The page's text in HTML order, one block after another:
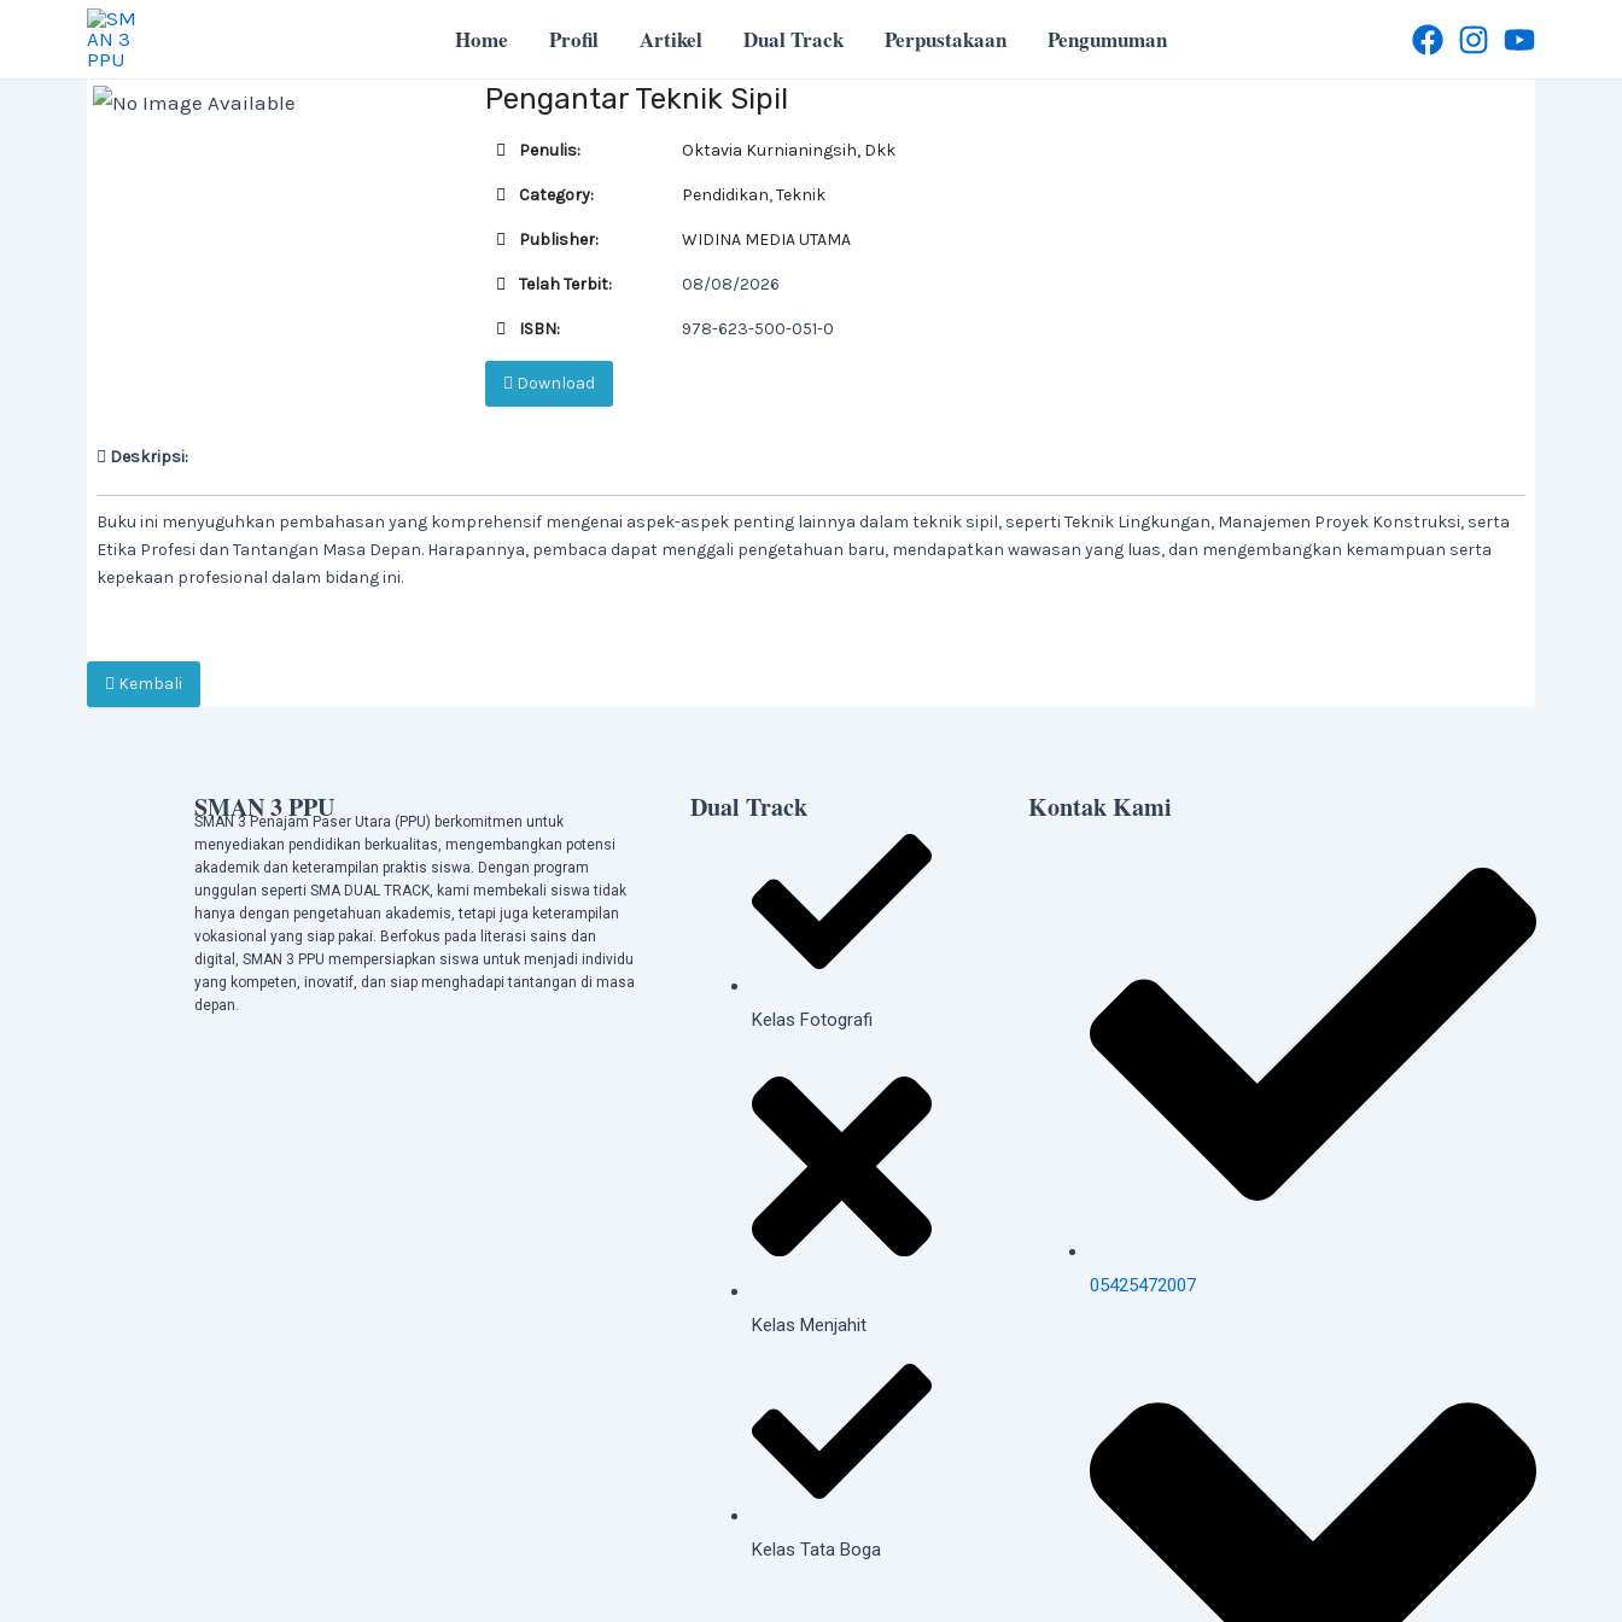
Home Profil Artikel Dual Track Perpustakaan Pengumuman
Pengantar Teknik Sipil
Penulis: Oktavia Kurnianingsih, Dkk
Category: Pendidikan,Teknik
Publisher: WIDINA MEDIA UTAMA
Telah Terbit: 08/08/2026
ISBN: 978-623-500-051-0
Download
Deskripsi:
Buku ini menyuguhkan pembahasan yang komprehensif mengenai aspek-aspek penting lainnya dalam teknik sipil, seperti Teknik Lingkungan, Manajemen Proyek Konstruksi, serta
Etika Profesi dan Tantangan Masa Depan. Harapannya, pembaca dapat menggali pengetahuan baru, mendapatkan wawasan yang luas, dan mengembangkan kemampuan serta
kepekaan profesional dalam bidang ini.
Kembali
SMAN 3 PPU
SMAN 3 Penajam Paser Utara (PPU) berkomitmen untuk
menyediakan pendidikan berkualitas, mengembangkan potensi
akademik dan keterampilan praktis siswa. Dengan program
unggulan seperti SMA DUAL TRACK, kami membekali siswa tidak
hanya dengan pengetahuan akademis, tetapi juga keterampilan
vokasional yang siap pakai. Berfokus pada literasi sains dan
digital, SMAN 3 PPU mempersiapkan siswa untuk menjadi individu
yang kompeten, inovatif, dan siap menghadapi tantangan di masa
depan.
Dual Track
Kelas Fotografi
Kelas Menjahit
Kelas Tata Boga
Kontak Kami
05425472007